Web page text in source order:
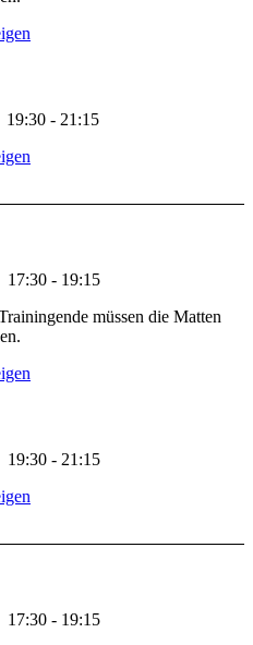
19:30 - 21:15
17:30 - 19:15
müssen die Matten
19:30 - 21:15
17:30 - 19:15